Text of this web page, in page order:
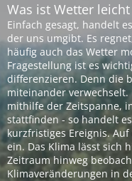
Was ist Wetter
Einfach gesagt, handelt
der uns umgibt. Es
häufig auch das Wetter
Fragestellung ist es
differenzieren. Denn die
miteinander
mithilfe der Zeitspanne,
stattfinden - so handelt
kurzfristiges Ereignis.
ein. Das Klima lässt sich
Zeitraum hinweg
Klimaveränderungen in